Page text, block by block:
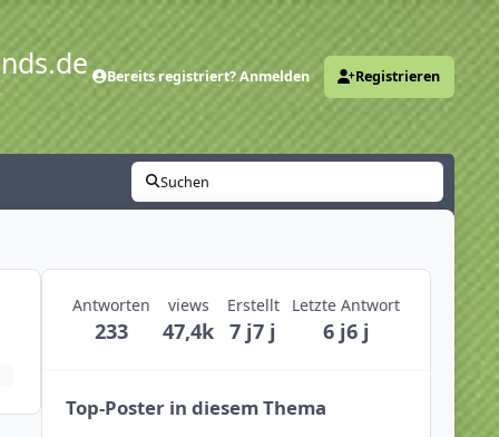
Bereits registriert? Anmelden Registrieren
Suchen
Antworten
233
views
47,4k
Erstellt
7 j7 j
Letzte Antwort
6 j6 j
Top-Poster in diesem Thema